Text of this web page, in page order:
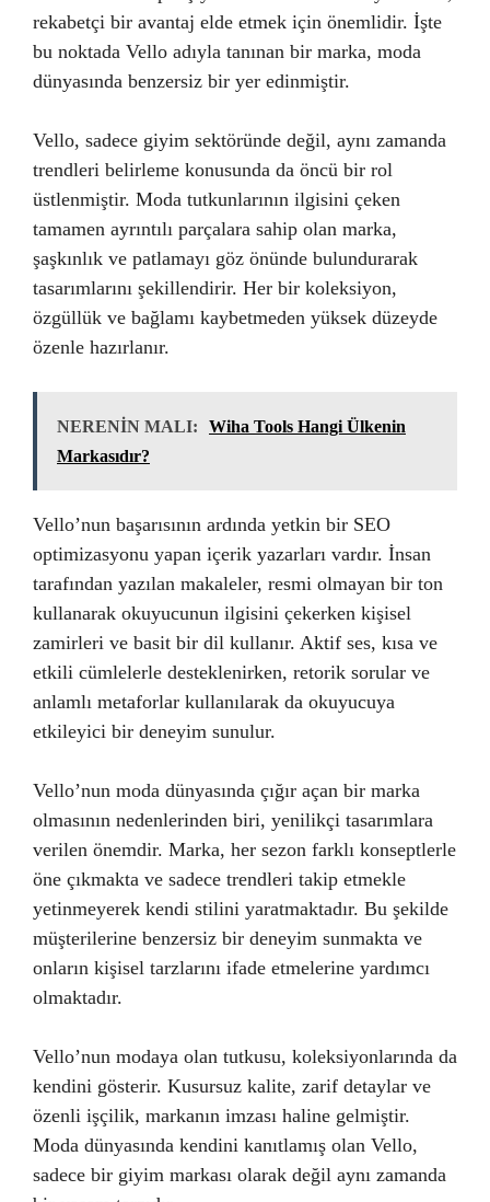
rekabetçi bir avantaj elde etmek için önemlidir. İşte
bu noktada Vello adıyla tanınan bir marka, moda
dünyasında benzersiz bir yer edinmiştir.
Vello, sadece giyim sektöründe değil, aynı zamanda
trendleri belirleme konusunda da öncü bir rol
üstlenmiştir. Moda tutkunlarının ilgisini çeken
tamamen ayrıntılı parçalara sahip olan marka,
şaşkınlık ve patlamayı göz önünde bulundurarak
tasarımlarını şekillendirir. Her bir koleksiyon,
özgüllük ve bağlamı kaybetmeden yüksek düzeyde
özenle hazırlanır.
NERENİN MALI:
Wiha Tools Hangi Ülkenin
Markasıdır?
Vello’nun başarısının ardında yetkin bir SEO
optimizasyonu yapan içerik yazarları vardır. İnsan
tarafından yazılan makaleler, resmi olmayan bir ton
kullanarak okuyucunun ilgisini çekerken kişisel
zamirleri ve basit bir dil kullanır. Aktif ses, kısa ve
etkili cümlelerle desteklenirken, retorik sorular ve
anlamlı metaforlar kullanılarak da okuyucuya
etkileyici bir deneyim sunulur.
Vello’nun moda dünyasında çığır açan bir marka
olmasının nedenlerinden biri, yenilikçi tasarımlara
verilen önemdir. Marka, her sezon farklı konseptlerle
öne çıkmakta ve sadece trendleri takip etmekle
yetinmeyerek kendi stilini yaratmaktadır. Bu şekilde
müşterilerine benzersiz bir deneyim sunmakta ve
onların kişisel tarzlarını ifade etmelerine yardımcı
olmaktadır.
Vello’nun modaya olan tutkusu, koleksiyonlarında da
kendini gösterir. Kusursuz kalite, zarif detaylar ve
özenli işçilik, markanın imzası haline gelmiştir.
Moda dünyasında kendini kanıtlamış olan Vello,
sadece bir giyim markası olarak değil aynı zamanda